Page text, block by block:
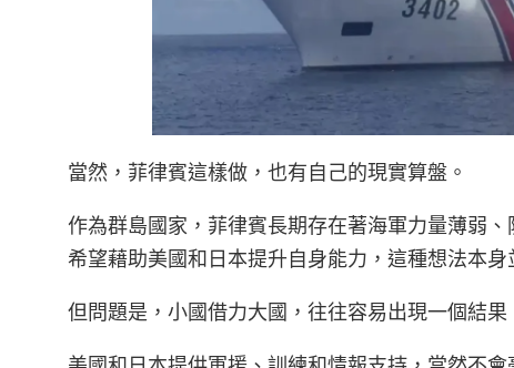
當然，菲律賓這樣做，也有自己的現實算盤。
作為群島國家，菲律賓長期存在著海軍力量薄弱
希望藉助美國和日本提升自身能力，這種想法本身
但問題是，小國借力大國，往往容易出現一個結